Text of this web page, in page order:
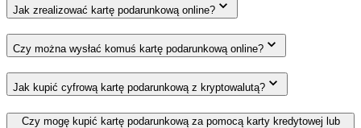
Jak zrealizować kartę podarunkową online?
Czy można wysłać komuś kartę podarunkową online?
Jak kupić cyfrową kartę podarunkową z kryptowalutą?
Czy mogę kupić kartę podarunkową za pomocą karty kredytowej lub